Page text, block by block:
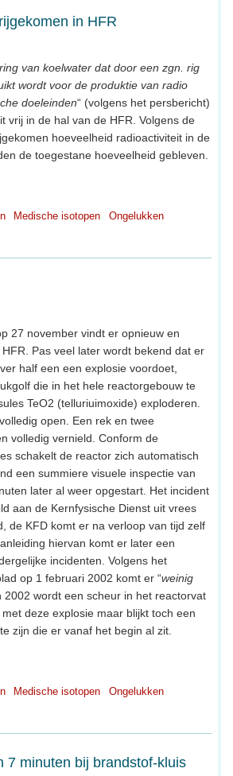
in HFR
van koelwater dat door een zgn. rig
wordt voor de produktie van radio
doeleinden“ (volgens het persbericht)
vrij in de hal van de HFR. Volgens de
hoeveelheid radioactiviteit in de
de toegestane hoeveelheid gebleven.
Medische isotopen Ongelukken
27 november vindt er opnieuw en
Pas veel later wordt bekend dat er
half een een explosie voordoet,
die in het hele reactorgebouw te
TeO2 (telluriuimoxide) exploderen.
open. Een rek en twee
volledig vernield. Conform de
schakelt de reactor zich automatisch
een summiere visuele inspectie van
later al weer opgestart. Het incident
aan de Kernfysische Dienst uit vrees
de KFD komt er na verloop van tijd zelf
hiervan komt er later een
incidenten. Volgens het
op 1 februari 2002 komt er “weinig
2002 wordt een scheur in het reactorvat
deze explosie maar blijkt toch een
zijn die er vanaf het begin al zit.
Medische isotopen Ongelukken
7 minuten bij brandstof-kluis